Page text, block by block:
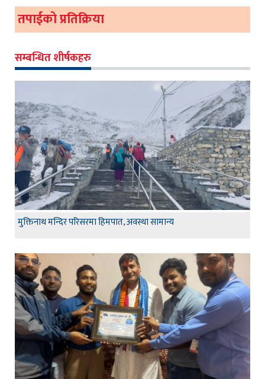
तपाईको प्रतिक्रिया
सम्बन्धित शीर्षकहरु
मुक्तिनाथ मन्दिर परिसरमा हिमपात, अवस्था सामान्य